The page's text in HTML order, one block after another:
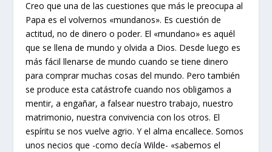
Creo que una de las cuestiones que más le preocupa al
Papa es el volvernos «mundanos». Es cuestión de
actitud, no de dinero o poder. El «mundano» es aquél
que se llena de mundo y olvida a Dios. Desde luego es
más fácil llenarse de mundo cuando se tiene dinero
para comprar muchas cosas del mundo. Pero también
se produce esta catástrofe cuando nos obligamos a
mentir, a engañar, a falsear nuestro trabajo, nuestro
matrimonio, nuestra convivencia con los otros. El
espíritu se nos vuelve agrio. Y el alma encallece. Somos
unos necios que -como decía Wilde- «sabemos el